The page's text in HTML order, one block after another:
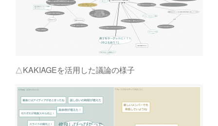
△KAKIAGEを活用した議論の様子